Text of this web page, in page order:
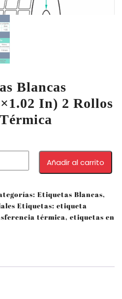
Blancas
In) 2 Rollos
Añadir al carrito
Etiquetas Blancas,
Etiquetas: etiqueta
térmica, etiquetas en